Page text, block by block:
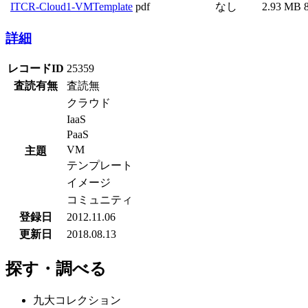
ITCR-Cloud1-VMTemplate pdf なし 2.93 MB
詳細
レコードID 25359
査読有無
査読無
主題
クラウド
IaaS
PaaS
VM
テンプレート
イメージ
コミュニティ
登録日
2012.11.06
更新日
2018.08.13
探す・調べる
九大コレクション